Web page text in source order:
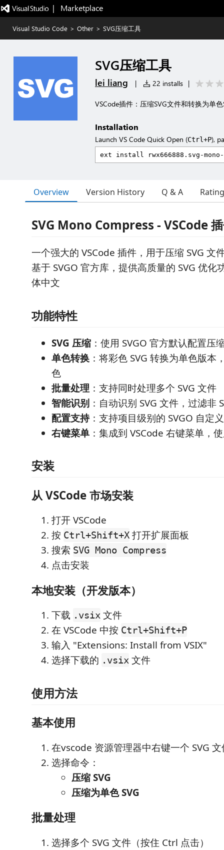
|   Marketplace
Visual Studio Code > Other > SVG压缩工具
SVG压缩工具
lei liang | 22 installs |
VSCode插件：压缩SVG文件和转换为单色
Installation
Launch VS Code Quick Open (Ctrl+P),
Overview Version History Q & A
SVG Mono Compress - VSCode
一个强大的 VSCode 插件，用于压缩 SVG 文
基于 SVGO 官方库，提供高质量的 SVG 优化
体中文
功能特性
SVG 压缩 ：使用 SVGO 官方默认配置压
单色转换 ：将彩色 SVG 转换为单色版本
色
批量处理 ：支持同时处理多个 SVG 文件
智能识别 ：自动识别 SVG 文件，过滤非
配置支持：支持项目级别的 SVGO 自定
右键菜单 ：集成到 VSCode 右键菜单，
安装
从 VSCode 市场安装
打开 VSCode
按 Ctrl+Shift+X 打开扩展面板
搜索 SVG Mono Compress
点击安装
本地安装（开发版本）
下载 .vsix 文件
在 VSCode 中按 Ctrl+Shift+P
输入 "Extensions: Install from VSIX"
选择下载的 .vsix 文件
使用方法
基本使用
在vscode 资源管理器中右键一个 SVG 文
选择命令：
压缩 SVG
压缩为单色 SVG
批量处理
选择多个 SVG 文件（按住 Ctrl 点击）